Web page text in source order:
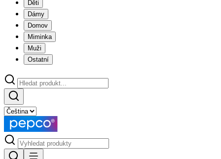
Děti
Dámy
Domov
Miminka
Muži
Ostatní